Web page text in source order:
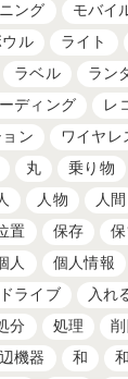
ング モバイ
ル ライト
ラベル ラン
ディング
レ
ン ワイヤレ
丸 乗り物
人物 人間
置 保存
人 個人情報
ライブ 入れ
分 処理
機器 和